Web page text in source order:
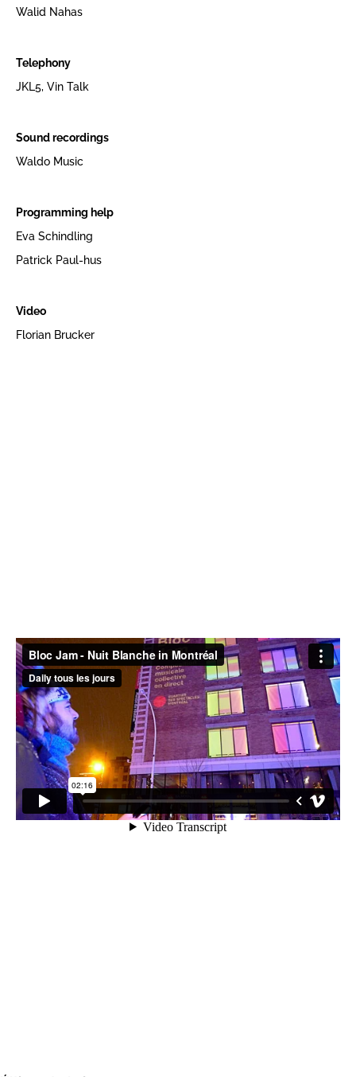
Walid Nahas
Telephony
JKL5, Vin Talk
Sound recordings
Waldo Music
Programming help
Eva Schindling
Patrick Paul-hus
Video
Florian Brucker